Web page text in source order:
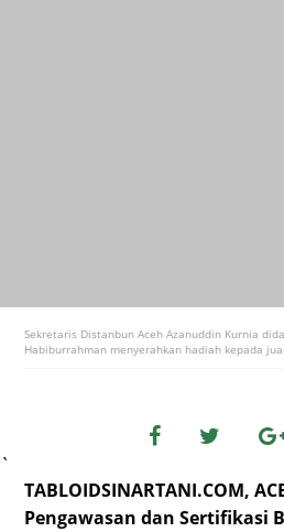
Sekretaris Distanbun Aceh Azanuddin Kurnia
Habiburrahman menyerahkan hadiah kepada
`
TABLOIDSINARTANI.COM,
Pengawasan dan Sertifikasi